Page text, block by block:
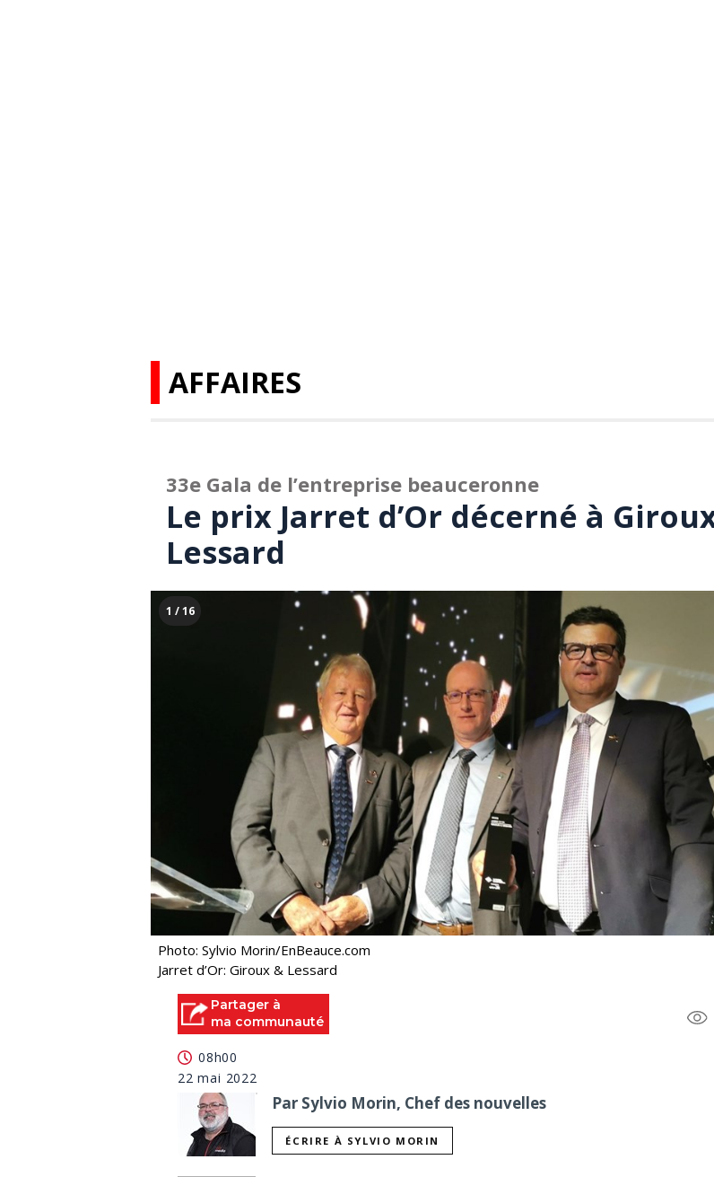
AFFAIRES
33e Gala de l’entreprise beauceronne
Le prix Jarret d’Or décerné à
Lessard
1 / 16
Photo: Sylvio Morin/EnBeauce.com
Jarret d’Or: Giroux & Lessard
Partager à
ma communauté
08h00
22 mai 2022
Par Sylvio Morin, Chef des nouvelles
ÉCRIRE À SYLVIO MORIN